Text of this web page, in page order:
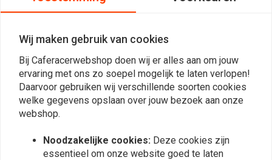
Taco B.
Zien er goed uit en passen perfect.!
Ben H.
Wij maken gebruik van cookies
Bij Caferacerwebshop doen wij er alles aan om jouw
ervaring met ons zo soepel mogelijk te laten verlopen!
Daarvoor gebruiken wij verschillende soorten cookies
welke gegevens opslaan over jouw bezoek aan onze
webshop.
Noodzakelijke cookies: Deze cookies zijn
essentieel om onze website goed te laten